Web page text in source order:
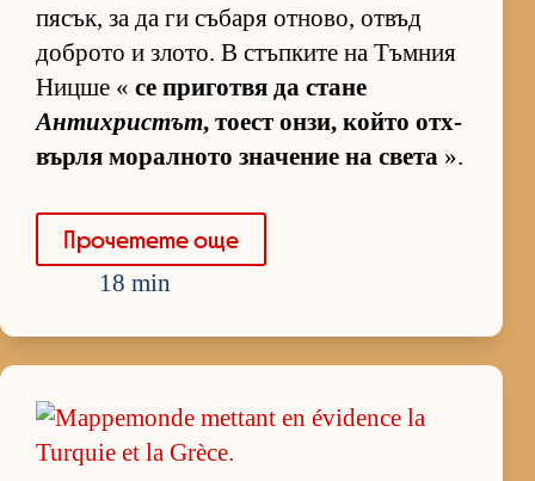
пя­сък, за да ги съ­баря от­но­во, от­въд
доб­рото и зло­то. В стъп­ките на Тъм­ния
Ницше « се при­готвя да стане
Антихристът, то­ест он­зи, който от­х­
върля мо­рал­ното зна­че­ние на света ».
Про­че­тете още
18 min